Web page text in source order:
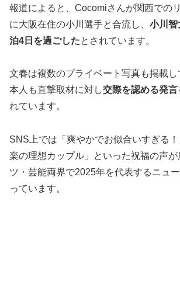
報道によると、Cocomiさんが関西での
に大阪在住の小川選手と合流し、 小川智
泊4日を過ごしたとされています。
文春は複数のプライベート写真も掲載
本人も直撃取材に対し交際を認める発言
れています。
SNS上では「爽やかでお似合いすぎる
楽の理想カップル」といった祝福の声
ツ・芸能両界で2025年を代表するニュ
っています。